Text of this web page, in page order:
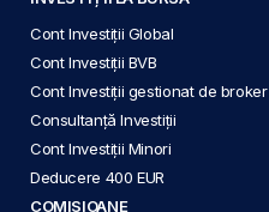
Cont Investiții Global
Cont Investiții BVB
Cont Investiții gestionat de broker
Consultanță Investiții
Cont Investiții Minori
Deducere 400 EUR
COMISIOANE